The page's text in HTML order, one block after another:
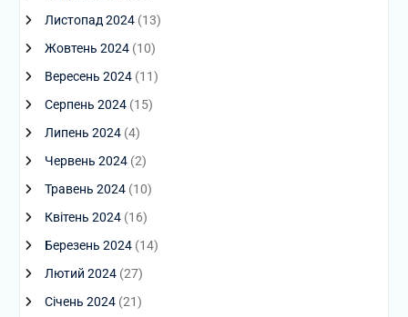
Листопад 2024(13)
Жовтень 2024(10)
Вересень 2024(11)
Серпень 2024(15)
Липень 2024(4)
Червень 2024(2)
Травень 2024(10)
Квітень 2024(16)
Березень 2024(14)
Лютий 2024(27)
Січень 2024(21)